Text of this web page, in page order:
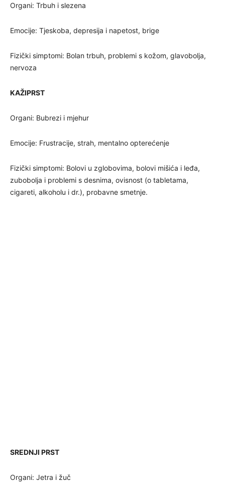
Organi: Trbuh i slezena
Emocije: Tjeskoba, depresija i napetost, brige
Fizički simptomi: Bolan trbuh, problemi s kožom, glavobolja,
nervoza
KAŽIPRST
Organi: Bubrezi i mjehur
Emocije: Frustracije, strah, mentalno opterećenje
Fizički simptomi: Bolovi u zglobovima, bolovi mišića i leđa,
zubobolja i problemi s desnima, ovisnost (o tabletama,
cigareti, alkoholu i dr.), probavne smetnje.
SREDNJI PRST
Organi: Jetra i žuč